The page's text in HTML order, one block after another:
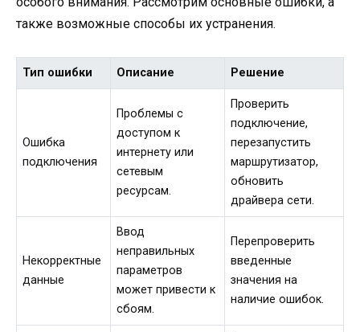
также возможные способы их устранения.
Тип ошибки Описание Решение
Ошибка
подключения
Проблемы с
доступом к
интернету или
сетевым
ресурсам.
Проверить
подключение,
перезапустить
маршрутизатор,
обновить
драйвера сети.
Некорректные
данные
Ввод
неправильных
параметров
может привести к
сбоям.
Перепроверить
введенные
значения на
наличие ошибок.